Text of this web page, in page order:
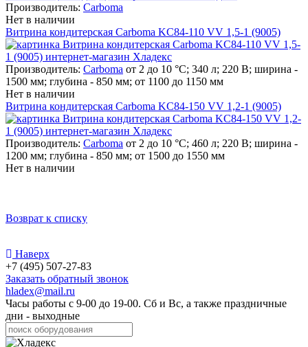
Производитель: Carboma
Нет в наличии
Витрина кондитерская Carboma KC84-110 VV 1,5-1 (9005)
Производитель: Carboma от 2 до 10 °С; 340 л; 220 В; ширина -
1500 мм; глубина - 850 мм; от 1100 до 1150 мм
Нет в наличии
Витрина кондитерская Carboma KC84-150 VV 1,2-1 (9005)
Производитель: Carboma от 2 до 10 °С; 460 л; 220 В; ширина -
1200 мм; глубина - 850 мм; от 1500 до 1550 мм
Нет в наличии
Возврат к списку
Наверх
+7 (495) 507-27-83
Заказать обратный звонок
hladex@mail.ru
Часы работы с 9-00 до 19-00. Сб и Вс, а также праздничные
дни - выходные